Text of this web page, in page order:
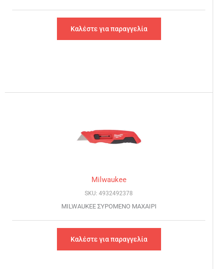
Καλέστε για παραγγελία
Milwaukee
SKU: 4932492378
MILWAUKEE ΣΥΡΟΜΕΝΟ ΜΑΧΑΙΡΙ
Καλέστε για παραγγελία